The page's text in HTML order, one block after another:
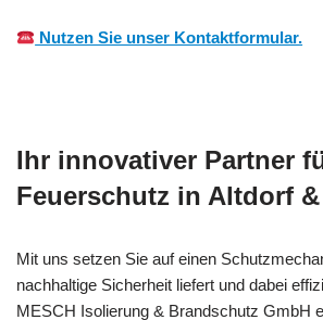
Nutzen Sie unser Kontaktformular.
Ihr innovativer Partner
Feuerschutz in Altdorf
Mit uns setzen Sie auf einen
nachhaltige Sicherheit liefert und dabei
MESCH Isolierung & Brandschutz GmbH